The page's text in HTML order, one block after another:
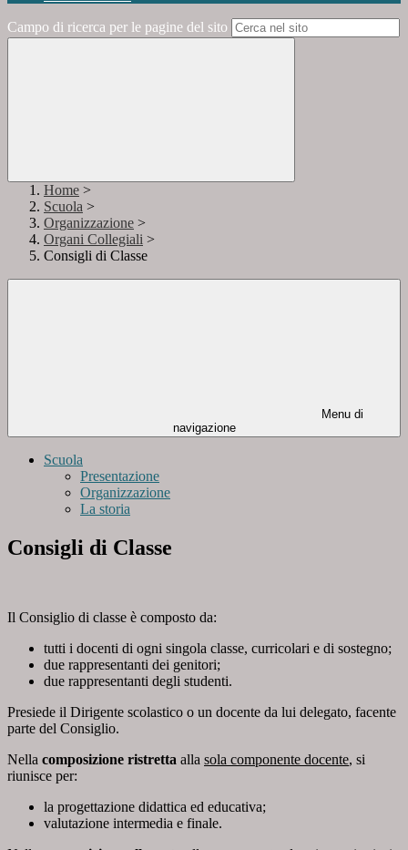
Campo di ricerca per le pagine del sito
Home >
Scuola >
Organizzazione >
Organi Collegiali >
Consigli di Classe
Menu di
navigazione
Scuola
Presentazione
Organizzazione
La storia
Consigli di Classe
Il Consiglio di classe è composto da:
tutti i docenti di ogni singola classe, curricolari e di sostegno;
due rappresentanti dei genitori;
due rappresentanti degli studenti.
Presiede il Dirigente scolastico o un docente da lui delegato, facente
parte del Consiglio.
Nella composizione ristretta alla sola componente docente, si
riunisce per:
la progettazione didattica ed educativa;
valutazione intermedia e finale.